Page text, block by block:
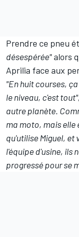
Prendre ce pneu
désespérée"alors
Aprilia face aux
"En huit courses,
le niveau, c'est tout",
autre planète.
ma moto, mais elle
qu'utilise Miguel, et
l'équipe d'usine, ils
progressé pour se